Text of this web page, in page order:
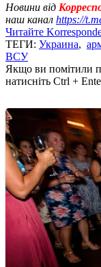
Новини від
наш канал https://
Читайте
ТЕГИ: Украина,
ВСУ
Якщо ви помітили
натисніть Ctrl +